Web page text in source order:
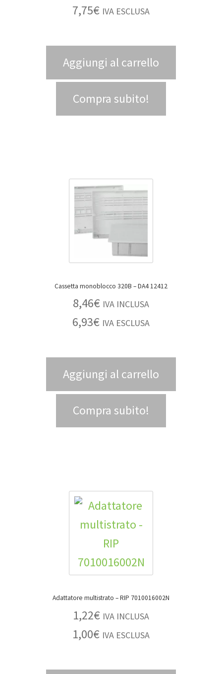
7,75€ IVA ESCLUSA
Aggiungi al carrello
Compra subito!
Cassetta monoblocco 320B – DA4 12412
8,46€ IVA INCLUSA
6,93€ IVA ESCLUSA
Aggiungi al carrello
Compra subito!
Adattatore multistrato – RIP 7010016002N
1,22€ IVA INCLUSA
1,00€ IVA ESCLUSA